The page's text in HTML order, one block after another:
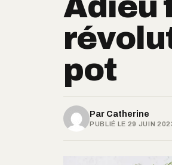
Adieu
pot
Par Catherine
PUBLIÉ LE 29 JUIN